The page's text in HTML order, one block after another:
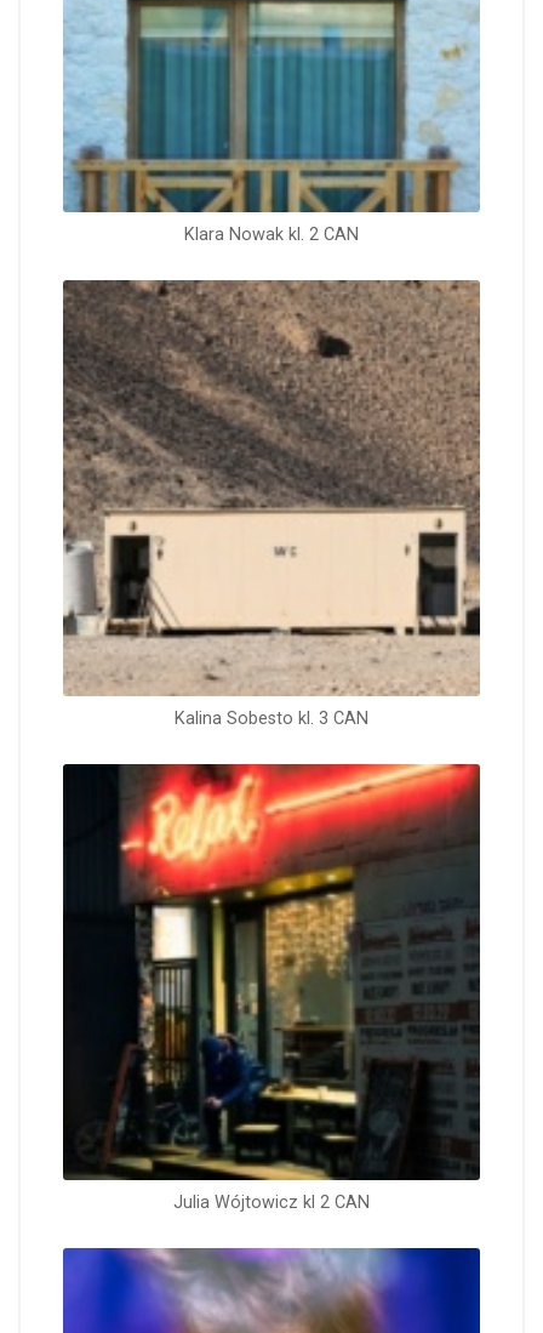
Klara Nowak kl. 2 CAN
Kalina Sobesto kl. 3 CAN
Julia Wójtowicz kl 2 CAN